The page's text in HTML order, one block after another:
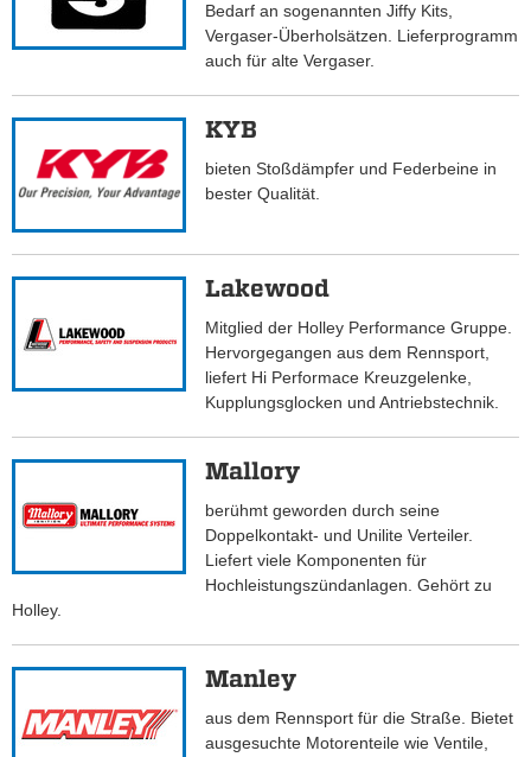
Bedarf an sogenannten Jiffy Kits,
Vergaser-Überholsätzen. Lieferprogramm
auch für alte Vergaser.
KYB
bieten Stoßdämpfer und Federbeine in
bester Qualität.
Lakewood
Mitglied der Holley Performance Gruppe.
Hervorgegangen aus dem Rennsport,
liefert Hi Performace Kreuzgelenke,
Kupplungsglocken und Antriebstechnik.
Mallory
berühmt geworden durch seine
Doppelkontakt- und Unilite Verteiler.
Liefert viele Komponenten für
Hochleistungszündanlagen. Gehört zu
Holley.
Manley
aus dem Rennsport für die Straße. Bietet
ausgesuchte Motorenteile wie Ventile,